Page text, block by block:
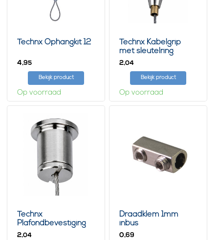
Technx Ophangkit 12
4,95
Bekijk product
Op voorraad
Technx Kabelgrip
met sleutelring
2,04
Bekijk product
Op voorraad
Technx
Plafondbevestiging
Rond
2,04
Draadklem 1mm
inbus
0,69